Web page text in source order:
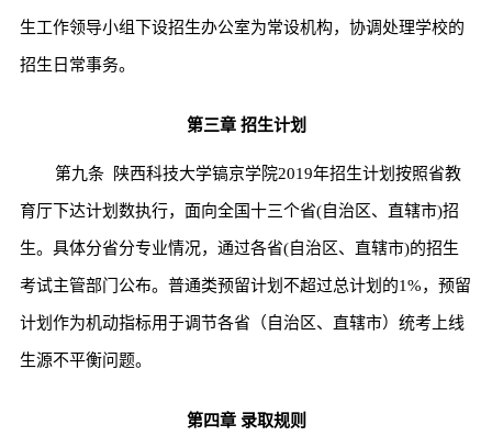
生工作领导小组下设招生办公室为常设机构，协调处理学校的
招生日常事务。
第三章 招生计划
第九条 陕西科技大学镐京学院2019年招生计划按照省教
育厅下达计划数执行，面向全国十三个省(自治区、直辖市)招
生。具体分省分专业情况，通过各省(自治区、直辖市)的招生
考试主管部门公布。普通类预留计划不超过总计划的1%，预留
计划作为机动指标用于调节各省（自治区、直辖市）统考上线
生源不平衡问题。
第四章 录取规则